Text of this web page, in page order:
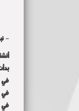
-
أنشئت
بدأت
في عام 72/1973
في عام 1974 أصبحت
في عام 1975